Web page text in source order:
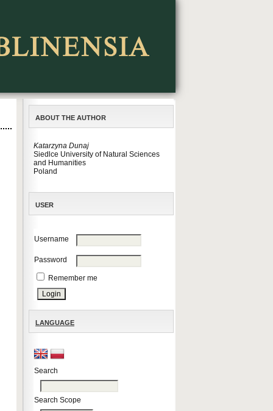
ABOUT THE AUTHOR
Katarzyna Dunaj
Siedlce University of Natural Sciences
and Humanities
Poland
USER
Username
Password
Remember me
LANGUAGE
Search
Search Scope